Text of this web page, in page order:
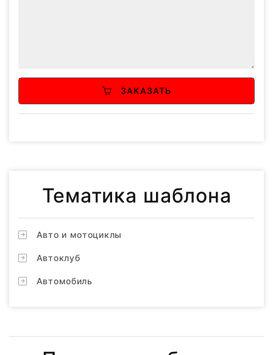
ЗАКАЗАТЬ
Тематика шаблона
Авто и мотоциклы
Автоклуб
Автомобиль